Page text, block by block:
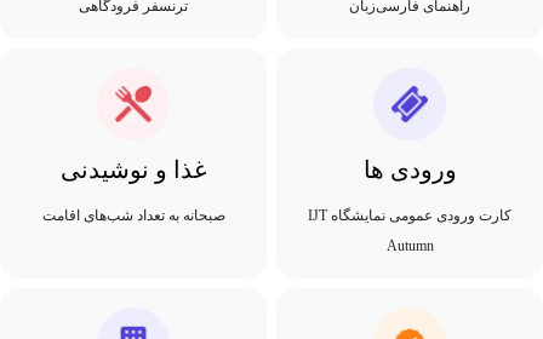
راهنمای فارسی‌زبان ترنسفر فرودگاهی
ورودی ها
کارت ورودی عمومی نمایشگاه IJT
Autumn
غذا و نوشیدنی
صبحانه به تعداد شب‌های اقامت